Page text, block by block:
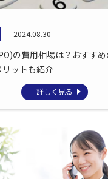
2024.08.30
の費用相場は？おすす
ットも紹介
詳しく見る